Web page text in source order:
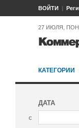
ВОЙТИ
27 ИЮЛЯ,
КАТЕГОРИИ
ДАТА
с